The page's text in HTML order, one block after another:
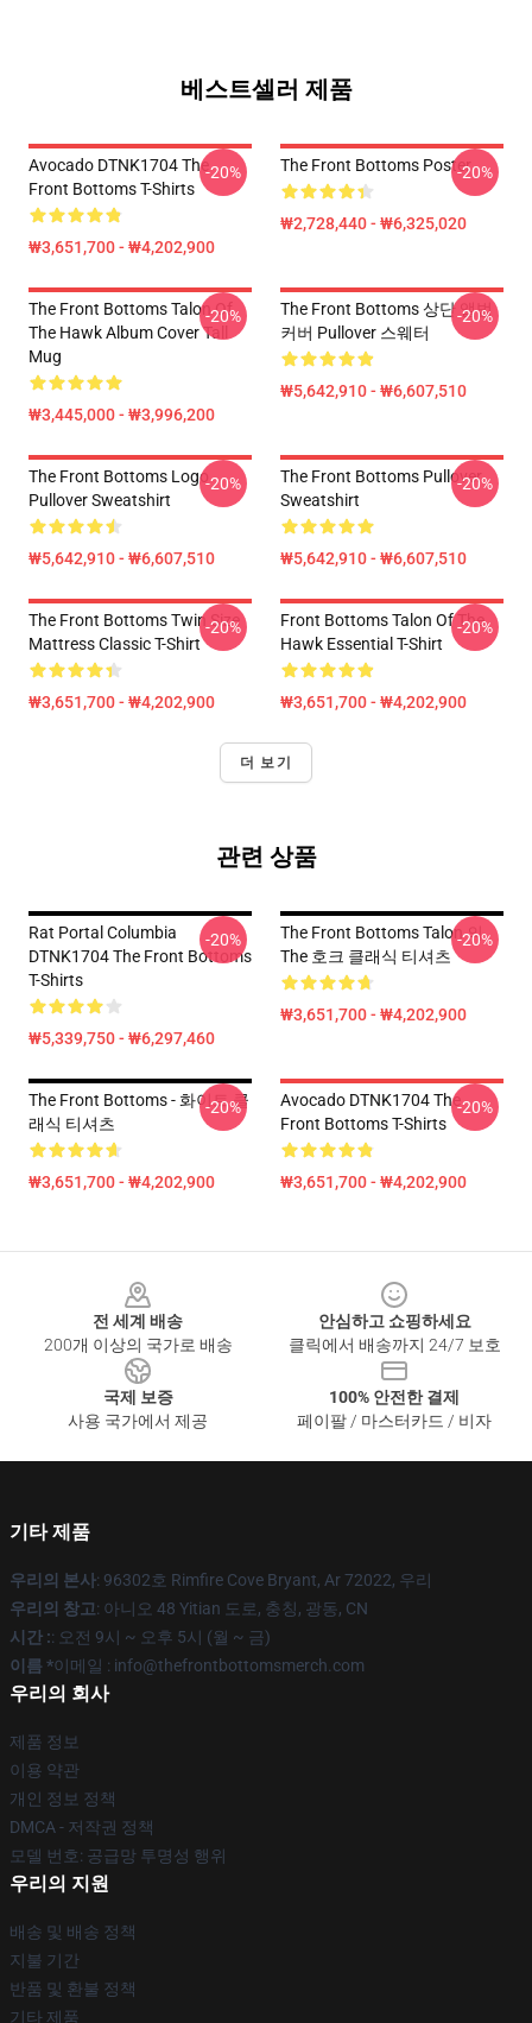
베스트셀러 제품
Avocado DTNK1704 The
Front Bottoms T-Shirts
₩3,651,700 - ₩4,202,900
-20% The Front Bottoms Poster
₩2,728,440 - ₩6,325,020
-20%
The Front Bottoms Talon Of
The Hawk Album Cover Tall
Mug
₩3,445,000 - ₩3,996,200
-20%
The Front Bottoms 상단 앨범
커버 Pullover 스웨터
₩5,642,910 - ₩6,607,510
-20%
The Front Bottoms Logo
Pullover Sweatshirt
₩5,642,910 - ₩6,607,510
-20%
The Front Bottoms Pullover
Sweatshirt
₩5,642,910 - ₩6,607,510
-20%
The Front Bottoms Twin Size
Mattress Classic T-Shirt
₩3,651,700 - ₩4,202,900
-20%
Front Bottoms Talon Of The
Hawk Essential T-Shirt
₩3,651,700 - ₩4,202,900
-20%
더 보기
관련 상품
Rat Portal Columbia
DTNK1704 The Front Bottoms
T-Shirts
₩5,339,750 - ₩6,297,460
-20%
The Front Bottoms Talon 의
The 호크 클래식 티셔츠
₩3,651,700 - ₩4,202,900
-20%
The Front Bottoms - 화이트 클
래식 티셔츠
₩3,651,700 - ₩4,202,900
-20%
Avocado DTNK1704 The
Front Bottoms T-Shirts
₩3,651,700 - ₩4,202,900
-20%
전 세계 배송
200개 이상의 국가로 배송
안심하고 쇼핑하세요
클릭에서 배송까지 24/7 보호
국제 보증
사용 국가에서 제공
100% 안전한 결제
페이팔 / 마스터카드 / 비자
기타 제품
우리의 본사: 96302호 Rimfire Cove Bryant, Ar 72022, 우리
우리의 창고: 아니오 48 Yitian 도로, 충칭, 광동, CN
시간 :: 오전 9시 ~ 오후 5시 (월 ~ 금)
이름 *이메일 : info@thefrontbottomsmerch.com
우리의 회사
제품 정보
이용 약관
개인 정보 정책
DMCA - 저작권 정책
모델 번호: 공급망 투명성 행위
우리의 지원
배송 및 배송 정책
지불 기간
반품 및 환불 정책
기타 제품